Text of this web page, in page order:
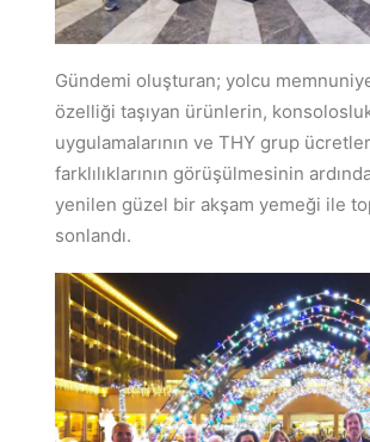
Gündemi oluşturan; yolcu
özelliği taşıyan ürünlerin,
uygulamalarının ve THY grup
farklılıklarının görüşülmesinin
yenilen güzel bir akşam yemeği ile
sonlandı.